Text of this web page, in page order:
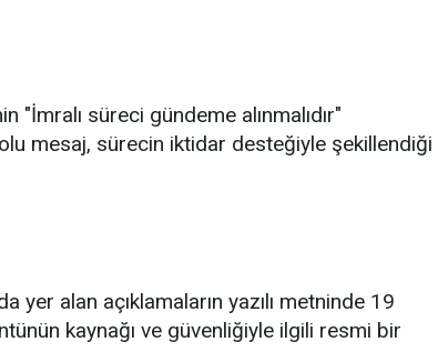
"İmralı süreci gündeme alınmalıdır"
mesaj, sürecin iktidar desteğiyle şekillendiği
yer alan açıklamaların yazılı metninde 19
kaynağı ve güvenliğiyle ilgili resmi bir